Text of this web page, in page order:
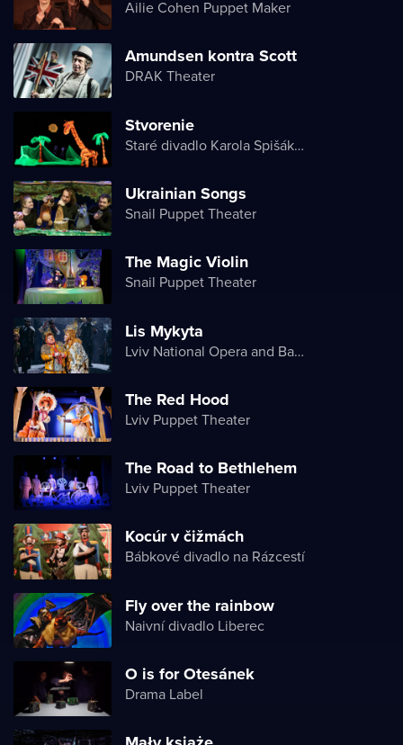
Ailie Cohen Puppet Maker
Amundsen kontra Scott
DRAK Theater
Stvorenie
Staré divadlo Karola Spišáka v Nitre
Ukrainian Songs
Snail Puppet Theater
The Magiс Violin
Snail Puppet Theater
Lis Mykyta
Lviv National Opera and Ballet
The Red Hood
Lviv Puppet Theater
The Road to Bethlehem
Lviv Puppet Theater
Kocúr v čižmách
Bábkové divadlo na Rázcestí
Fly over the rainbow
Naivní divadlo Liberec
O is for Otesánek
Drama Label